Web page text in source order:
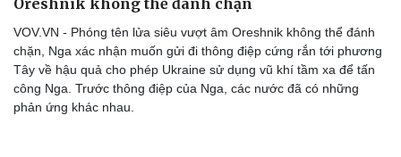
Oreshnik không thể đánh chặn
VOV.VN - Phóng tên lửa siêu vượt âm Oreshnik không thể đánh
chặn, Nga xác nhận muốn gửi đi thông điệp cứng rắn tới phương
Tây về hậu quả cho phép Ukraine sử dụng vũ khí tầm xa để tấn
công Nga. Trước thông điệp của Nga, các nước đã có những
phản ứng khác nhau.